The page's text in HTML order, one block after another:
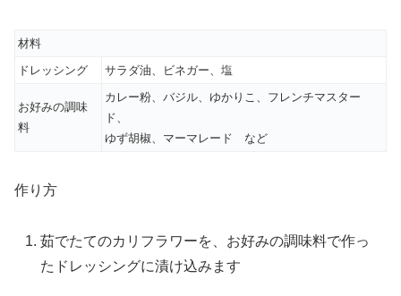
材料
ドレッシング
サラダ油、ビネガー、塩
お好みの調味
料
カレー粉、バジル、ゆかりこ、フレンチマスター
ド、
ゆず胡椒、マーマレード など
作り方
茹でたてのカリフラワーを、お好みの調味料で作っ
たドレッシングに漬け込みます